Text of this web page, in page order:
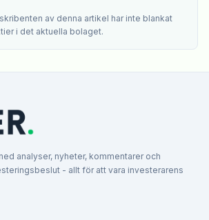
av denna artikel har inte blankat
i det aktuella bolaget.
analyser, nyheter, kommentarer och
- allt för att vara investerarens